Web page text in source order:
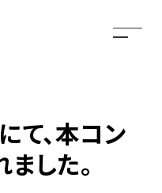
て、本コン
した。